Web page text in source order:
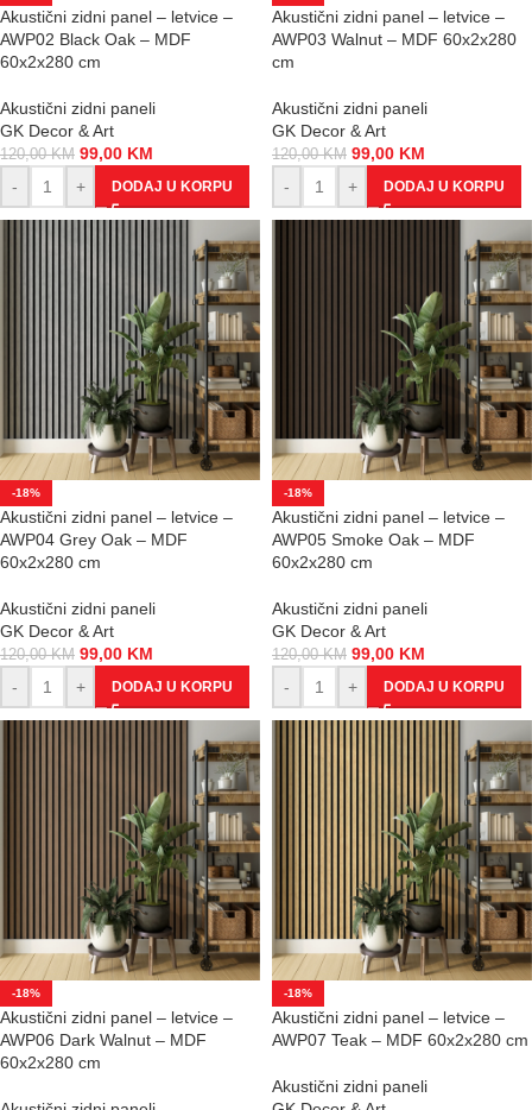
Akustični zidni panel – letvice –
AWP02 Black Oak – MDF
60x2x280 cm
Akustični zidni paneli
GK Decor & Art
120,00KM 99,00 KM
-
+ DODAJ U KORPU
Akustični zidni panel – letvice –
AWP03 Walnut – MDF 60x2x280
cm
Akustični zidni paneli
GK Decor & Art
120,00KM 99,00 KM
-
+ DODAJ U KORPU
-18%
Akustični zidni panel – letvice –
AWP04 Grey Oak – MDF
60x2x280 cm
Akustični zidni paneli
GK Decor & Art
120,00KM 99,00 KM
-
+ DODAJ U KORPU
-18%
Akustični zidni panel – letvice –
AWP05 Smoke Oak – MDF
60x2x280 cm
Akustični zidni paneli
GK Decor & Art
120,00KM 99,00 KM
-
+ DODAJ U KORPU
-18%
Akustični zidni panel – letvice –
AWP06 Dark Walnut – MDF
60x2x280 cm
-18%
Akustični zidni panel – letvice –
AWP07 Teak – MDF 60x2x280 cm
Akustični zidni paneli